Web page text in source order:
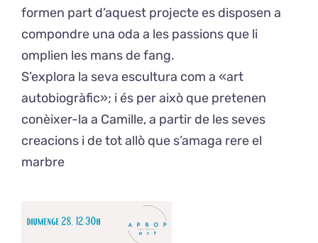
formen part d’aquest projecte es disposen a
compondre una oda a les passions que li
omplien les mans de fang.
S’explora la seva escultura com a «art
autobiogràfic»; i és per això que pretenen
conèixer-la a Camille, a partir de les seves
creacions i de tot allò que s’amaga rere el
marbre